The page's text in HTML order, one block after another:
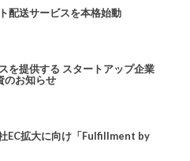
配送サービスを本格始動
を提供する スタートアップ企業
のお知らせ
EC拡大に向け「Fulfillment by